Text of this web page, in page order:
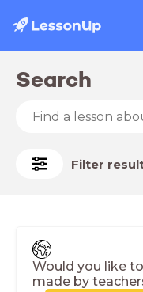
Search
Filter
Would you like
made by